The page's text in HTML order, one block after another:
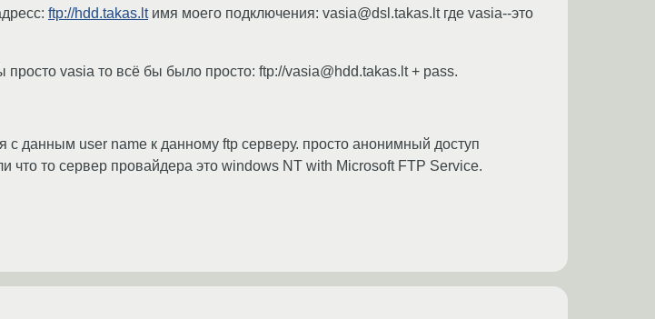
ftp://hdd.takas.ltимя моего подключения: vasia@dsl.takas.lt где vasia--это
vasia то всё бы было просто: ftp://vasia@hdd.takas.lt + pass.
с данным user name к данному ftp серверу. просто анонимный доступ
что то сервер провайдера это windows NT with Microsoft FTP Service.